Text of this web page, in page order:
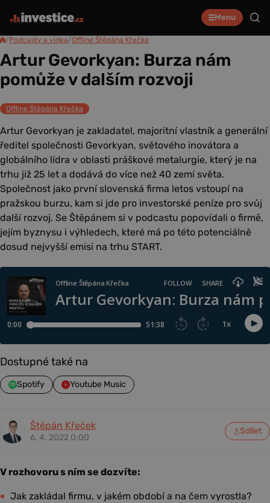
Menu
/Podcasty a videa/Offline Štěpána Křečka
Artur Gevorkyan: Burza nám
pomůže v dalším rozvoji
Offline Štěpána Křečka
Artur Gevorkyan je zakladatel, majoritní vlastník a generální
ředitel společnosti Gevorkyan, světového inovátora a
globálního lídra v oblasti práškové metalurgie, který je na
trhu již 25 let a dodává do více než 40 zemí světa.
Společnost jako první slovenská firma letos vstoupí na
pražskou burzu, kam si jde pro investorské peníze pro svůj
další rozvoj. Se Štěpánem si v podcastu popovídali o firmě,
jejím byznysu i výhledech, které má po této potenciálně
dosud nejvyšší emisi na trhu START.
Dostupné také na
Spotify Youtube Music
Štěpán Křeček
6. 4. 2022 0:00
Sdílet
V rozhovoru s ním se dozvíte:
Jak zakládal firmu, v jakém období a na čem vyrostla?